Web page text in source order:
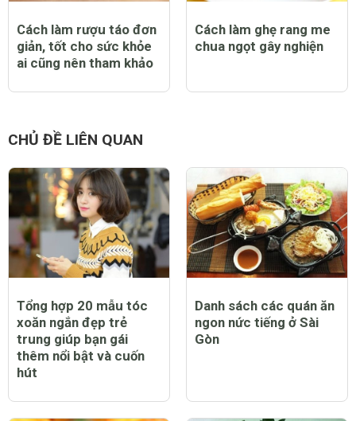
Cách làm rượu táo đơn
giản, tốt cho sức khỏe
ai cũng nên tham khảo
Cách làm ghẹ rang me
chua ngọt gây nghiện
CHỦ ĐỀ LIÊN QUAN
Tổng hợp 20 mẫu tóc
xoăn ngắn đẹp trẻ
trung giúp bạn gái
thêm nổi bật và cuốn
hút
Danh sách các quán ăn
ngon nức tiếng ở Sài
Gòn